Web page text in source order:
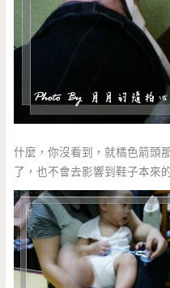
什麼，你沒看到，就橘色箭頭
了，也不會去影響到鞋子本來